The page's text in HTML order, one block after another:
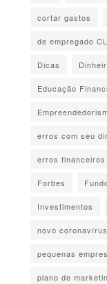
cortar gastos
de empregado
Dicas
Educação
erros com seu
erros financeiros
Forbes
Investimentos
novo coronavírus
pequenas
plano de